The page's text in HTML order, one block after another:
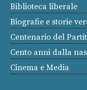
Biblioteca liberale
Biografie e storie
Centenario del
Cento anni dalla
Cinema e Media